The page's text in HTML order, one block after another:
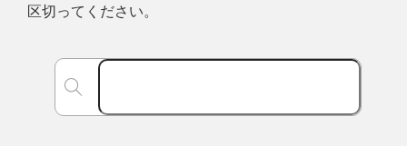
区切ってください。